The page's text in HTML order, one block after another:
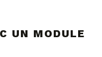
UN MODULE